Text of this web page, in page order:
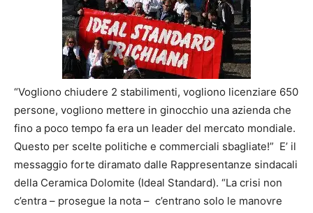
“Vogliono chiudere 2 stabilimenti, vogliono licenziare 650
persone, vogliono mettere in ginocchio una azienda che
fino a poco tempo fa era un leader del mercato mondiale.
Questo per scelte politiche e commerciali sbagliate!” E’ il
messaggio forte diramato dalle Rappresentanze sindacali
della Ceramica Dolomite (Ideal Standard). “La crisi non
c’entra – prosegue la nota – c’entrano solo le manovre